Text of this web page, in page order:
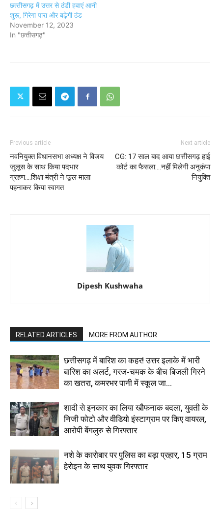
छत्‍तीसगढ़ में उत्तर से ठंडी हवाएं आनी
शुरू, गिरेगा पारा और बढ़ेगी ठंड
November 12, 2023
In "छत्तीसगढ़"
Previous article
नवनियुक्त विधानसभा अध्यक्ष ने विजय
जुलूस के साथ किया पदभार
ग्रहण....शिक्षा मंत्री ने फूल माला
पहनाकर किया स्वागत
Next article
CG: 17 साल बाद आया छत्तीसगढ़ हाई
कोर्ट का फैसला....नहीं मिलेगी अनुकंपा
नियुक्ति
Dipesh Kushwaha
RELATED ARTICLES MORE FROM AUTHOR
छत्तीसगढ़ में बारिश का कहर! उत्तर इलाके में भारी
बारिश का अलर्ट, गरज-चमक के बीच बिजली गिरने
का खतरा, कमरभर पानी में स्कूल जा...
शादी से इनकार का लिया खौफनाक बदला, युवती के
निजी फोटो और वीडियो इंस्टाग्राम पर किए वायरल,
आरोपी बेंगलुरु से गिरफ्तार
नशे के कारोबार पर पुलिस का बड़ा प्रहार, 15 ग्राम
हेरोइन के साथ युवक गिरफ्तार